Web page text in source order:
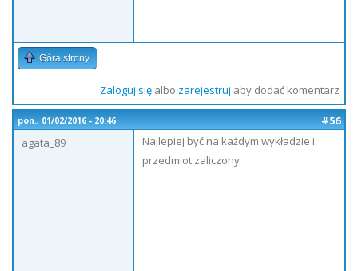
Góra strony
Zaloguj sięalbo zarejestruj aby dodać komentarz
pon., 01/02/2016 - 20:46
#56
agata_89
Najlepiej być na każdym wykładzie i
przedmiot zaliczony